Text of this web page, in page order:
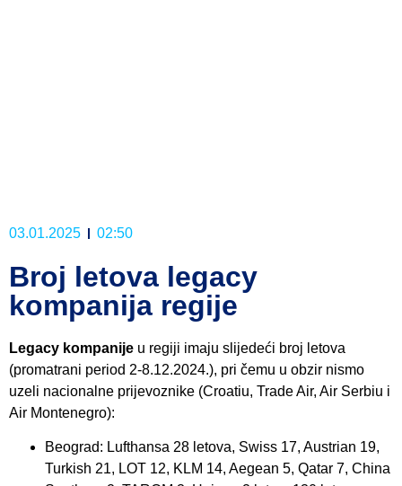
03.01.2025 02:50
Broj letova legacy
kompanija regije
Legacy kompanije u regiji imaju slijedeći broj letova
(promatrani period 2-8.12.2024.), pri čemu u obzir nismo
uzeli nacionalne prijevoznike (Croatiu, Trade Air, Air Serbiu i
Air Montenegro):
Beograd: Lufthansa 28 letova, Swiss 17, Austrian 19,
Turkish 21, LOT 12, KLM 14, Aegean 5, Qatar 7, China